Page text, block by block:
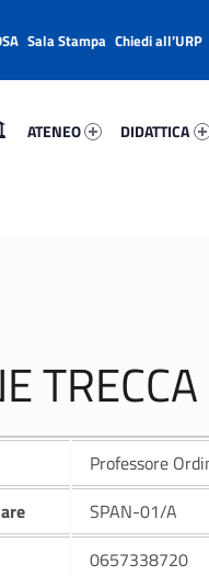
ATENEO
DIDATTICA
Sala Stampa Chiedi all’URP
TRECCA
Professore
SPAN-01/A
0657338720